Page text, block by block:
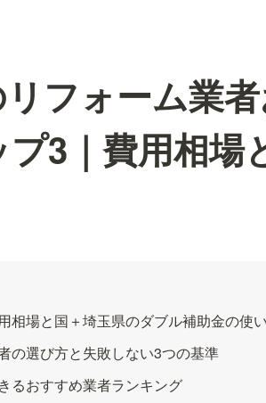
フォーム業
3｜費用相場
相場と国＋埼玉県のダブル補助金の使
の選び方と失敗しない3つの基準
るおすすめ業者ランキング